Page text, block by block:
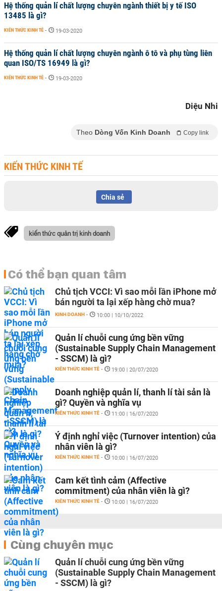
Hệ thống quản lí chất lượng chuyên ngành thiết bị y tế ISO
13485 là gì?
KIẾN THỨC KINH TẾ - 19-03-2020
Hệ thống quản lí chất lượng chuyên ngành ô tô và phụ tùng liên
quan ISO/TS 16949 là gì?
KIẾN THỨC KINH TẾ - 19-03-2020
Diệu Nhi
Theo Dòng Vốn Kinh Doanh Copy link
KIẾN THỨC KINH TẾ
Chia sẻ
kiến thức quản trị kinh doanh
Có thể bạn quan tâm
Chủ tịch VCCI: Vì sao mỗi lần iPhone mở
bán người ta lại xếp hàng chờ mua?
KINH DOANH - 10:00 | 10/10/2022
Quản lí chuỗi cung ứng bền vững
(Sustainable Supply Chain Management
- SSCM) là gì?
KIẾN THỨC KINH TẾ - 19:00 | 20/07/2020
Doanh nghiệp quản lí, thanh lí tài sản là
gì? Quyền và nghĩa vụ
KIẾN THỨC KINH TẾ - 11:00 | 16/07/2020
Ý định nghỉ việc (Turnover intention) của
nhân viên là gì?
KIẾN THỨC KINH TẾ - 10:00 | 16/07/2020
Cam kết tình cảm (Affective
commitment) của nhân viên là gì?
KIẾN THỨC KINH TẾ - 10:00 | 16/07/2020
Cùng chuyên mục
Quản lí chuỗi cung ứng bền vững
(Sustainable Supply Chain Management
- SSCM) là gì?